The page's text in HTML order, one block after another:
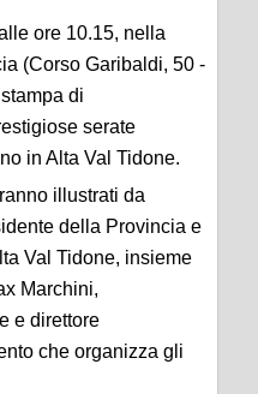
ore 10.15, nella
(Corso Garibaldi, 50 -
di
e serate
in Alta Val Tidone.
illustrati da
della Provincia e
Val Tidone, insieme
Marchini,
e direttore
che organizza gli